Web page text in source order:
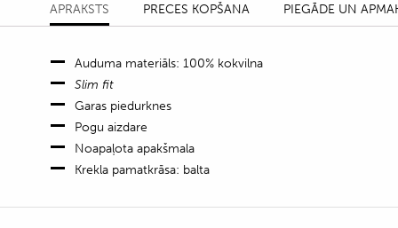
APRAKSTS PRECES KOPŠANA PIEGĀDE UN
Auduma materiāls: 100% kokvilna
Slim fit
Garas piedurknes
Pogu aizdare
Noapaļota apakšmala
Krekla pamatkrāsa: balta